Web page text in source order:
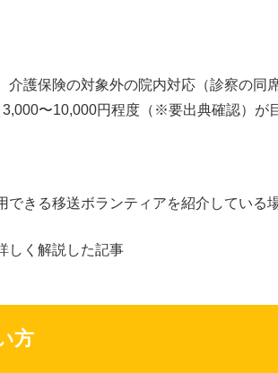
護保険の対象外の院内対応（診察の同
〜10,000円程度（※要出典確認）が
きる移送ボランティアを紹介している
しく解説した記事
方